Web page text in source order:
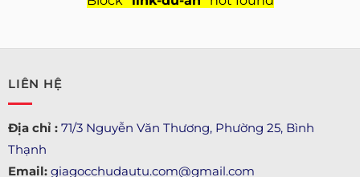
LIÊN HỆ
Địa chỉ : 71/3 Nguyễn Văn Thương, Phường 25, Bình
Thạnh
Email: giagocchudautu.com@gmail.com